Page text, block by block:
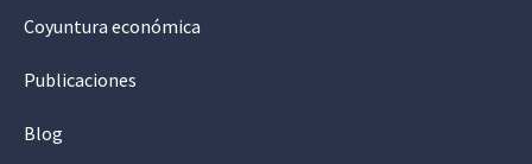
Coyuntura económica
Publicaciones
Blog